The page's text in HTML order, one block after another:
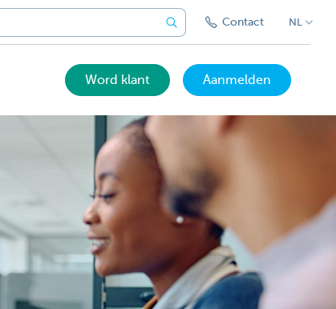
Contact NL
Word klant Aanmelden